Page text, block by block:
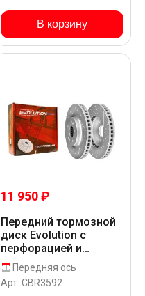
В корзину
11 950 ₽
Передний тормозной
диск Evolution с
перфорацией и
насечками, в
покрытии GEOMET для
Hyundai TUCSON L NX
Передняя ось
Арт: CBR3592